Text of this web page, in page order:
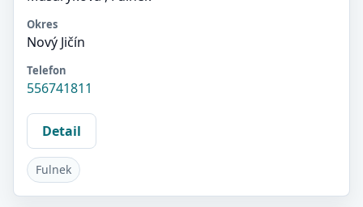
Okres
Nový Jičín
Telefon
556741811
Detail
Fulnek